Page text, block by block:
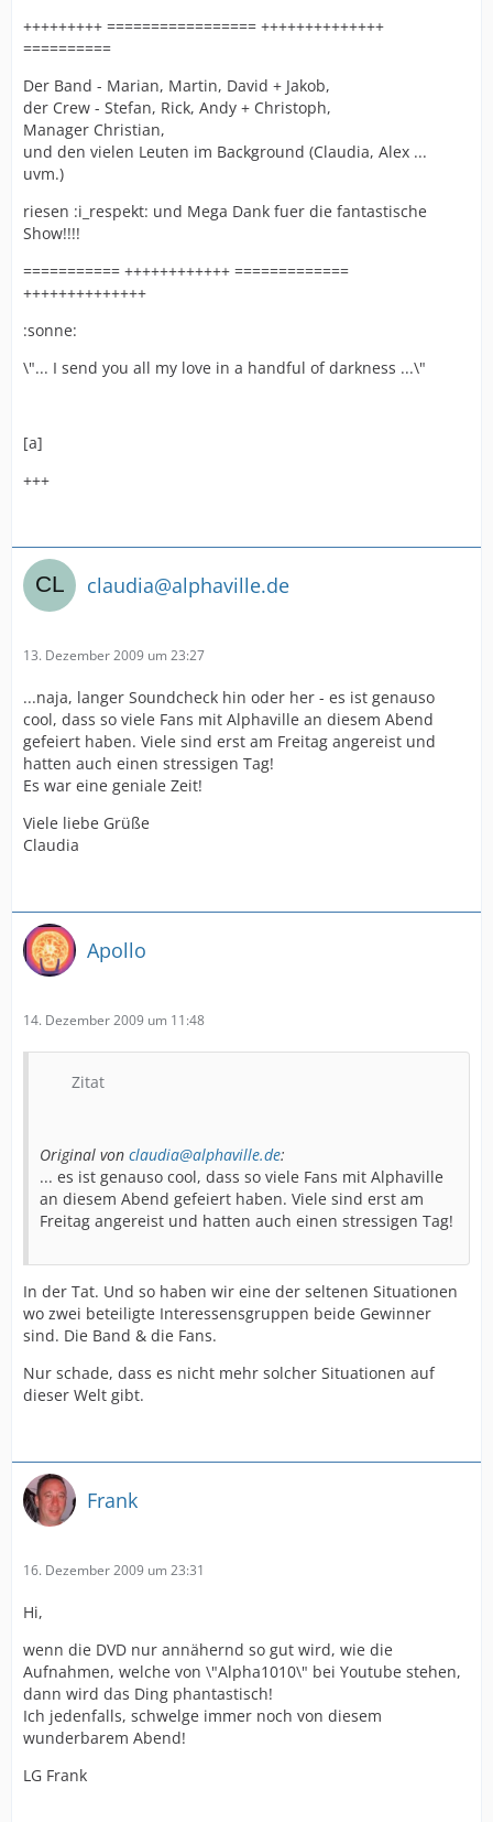
+++++++++ ================= ++++++++++++++
==========
Der Band - Marian, Martin, David + Jakob,
der Crew - Stefan, Rick, Andy + Christoph,
Manager Christian,
und den vielen Leuten im Background (Claudia, Alex ...
uvm.)
riesen :i_respekt: und Mega Dank fuer die fantastische
Show!!!!
=========== ++++++++++++ =============
++++++++++++++
:sonne:
\"... I send you all my love in a handful of darkness ...\"
[a]
+++
claudia@alphaville.de
13. Dezember 2009 um 23:27
...naja, langer Soundcheck hin oder her - es ist genauso
cool, dass so viele Fans mit Alphaville an diesem Abend
gefeiert haben. Viele sind erst am Freitag angereist und
hatten auch einen stressigen Tag!
Es war eine geniale Zeit!
Viele liebe Grüße
Claudia
Apollo
14. Dezember 2009 um 11:48
Zitat
Original von claudia@alphaville.de:
... es ist genauso cool, dass so viele Fans mit Alphaville
an diesem Abend gefeiert haben. Viele sind erst am
Freitag angereist und hatten auch einen stressigen Tag!
In der Tat. Und so haben wir eine der seltenen Situationen
wo zwei beteiligte Interessensgruppen beide Gewinner
sind. Die Band & die Fans.
Nur schade, dass es nicht mehr solcher Situationen auf
dieser Welt gibt.
Frank
16. Dezember 2009 um 23:31
Hi,
wenn die DVD nur annähernd so gut wird, wie die
Aufnahmen, welche von \"Alpha1010\" bei Youtube stehen,
dann wird das Ding phantastisch!
Ich jedenfalls, schwelge immer noch von diesem
wunderbarem Abend!
LG Frank